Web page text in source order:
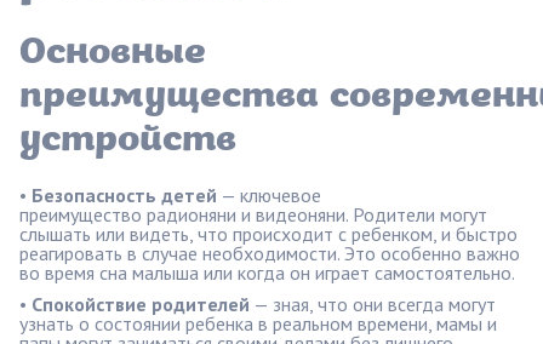
Основные
преимущества
устройств
• Безопасность детей — ключевое
преимущество радионяни и видеоняни. Родители могут
слышать или видеть, что происходит с ребенком, и быстро
реагировать в случае необходимости. Это особенно важно
во время сна малыша или когда он играет самостоятельно.
• Спокойствие родителей — зная, что они всегда могут
узнать о состоянии ребенка в реальном времени, мамы и